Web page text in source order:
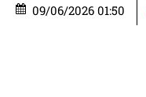
09/06/2026 01:50